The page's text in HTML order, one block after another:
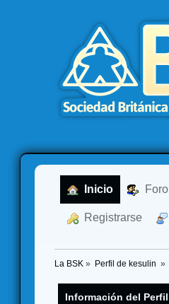
Inicio Foro
Registrarse
La BSK » Perfil de kesulin »
Información del Perfil